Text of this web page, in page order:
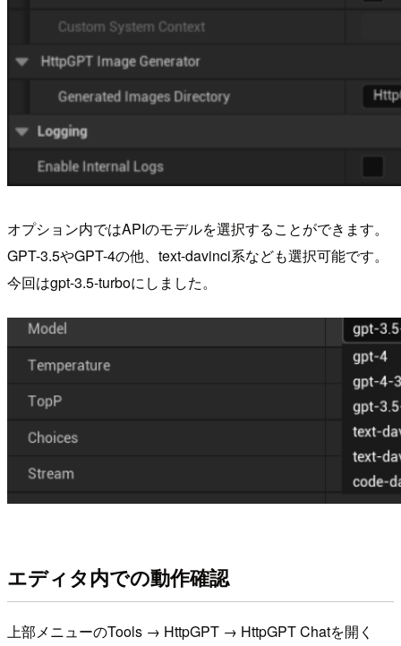
オプション内ではAPIのモデルを選択することができます。
GPT-3.5やGPT-4の他、text-davinci系なども選択可能です。
今回はgpt-3.5-turboにしました。
エディタ内での動作確認
上部メニューのTools → HttpGPT → HttpGPT Chatを開く